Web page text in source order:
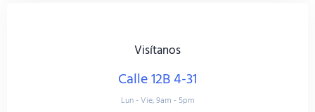
Visítanos
Calle 12B 4-31
Lun - Vie, 9am - 5pm